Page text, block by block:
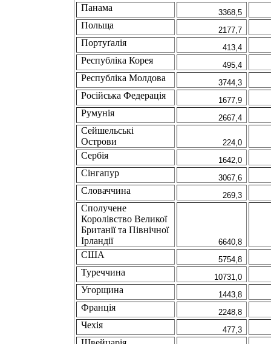
Панама 3368,5
Польща 2177,7
Портуґалiя 413,4
Республiка Корея 495,4
Республіка Молдова 3744,3
Росiйська Федерацiя 1677,9
Румунiя 2667,4
Сейшельські
Острови
224,0
Сербія 1642,0
Сiнгапур 3067,6
Словаччина 269,3
Сполучене
Королівство Великої
Британії та Північної
Ірландії
6640,8
США 5754,8
Туреччина 10731,0
Угорщина 1443,8
Францiя 2248,8
Чехія 477,3